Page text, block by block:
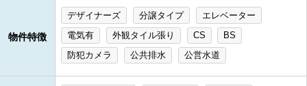
物件特徴
デザイナーズ 分譲タイプ
エレベーター
電気有
外観タイル張り CS
BS
防犯カメラ
公共排水 公営水道